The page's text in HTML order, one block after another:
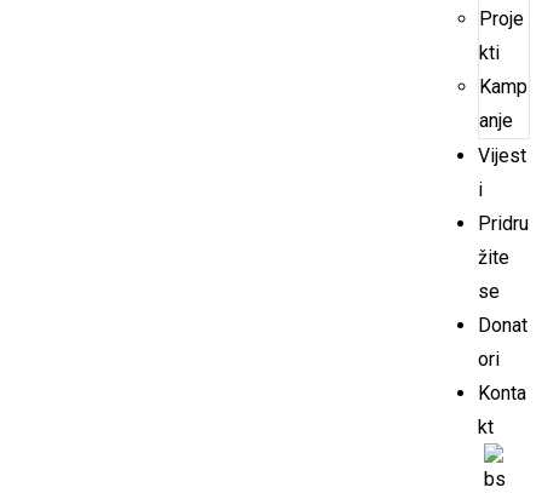
Proje
kti
Kamp
anje
Vijest
i
Pridru
žite
se
Donat
ori
Konta
kt